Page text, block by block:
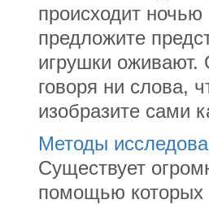
происходит
предложите
игрушки оживают.
говоря ни слова,
изобразите сами
Методы
Cуществует
помощью которых